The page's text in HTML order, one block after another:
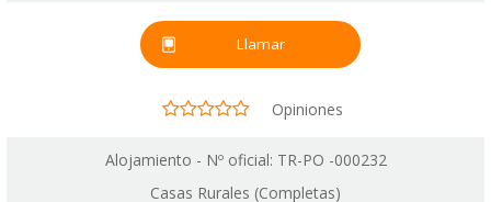
Llamar
Opiniones
Alojamiento - Nº oficial: TR-PO -000232
Casas Rurales (Completas)